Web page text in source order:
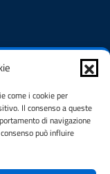
come i cookie per
Il consenso a queste
di navigazione
può influire